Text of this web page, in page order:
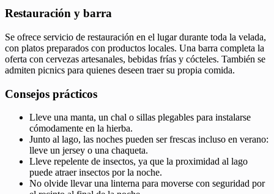
Restauración y barra
Se ofrece servicio de restauración en el lugar durante toda la velada,
con platos preparados con productos locales. Una barra completa la
oferta con cervezas artesanales, bebidas frías y cócteles. También se
admiten picnics para quienes deseen traer su propia comida.
Consejos prácticos
Lleve una manta, un chal o sillas plegables para instalarse
cómodamente en la hierba.
Junto al lago, las noches pueden ser frescas incluso en verano:
lleve un jersey o una chaqueta.
Lleve repelente de insectos, ya que la proximidad al lago
puede atraer insectos por la noche.
No olvide llevar una linterna para moverse con seguridad por